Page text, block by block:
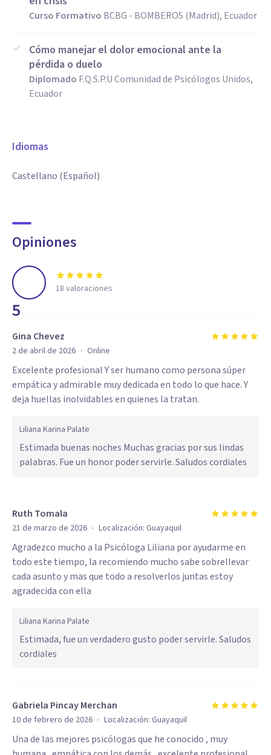
Curso Formativo BCBG - BOMBEROS (Madrid), Ecuador
Cómo manejar el dolor emocional ante la
pérdida o duelo
Diplomado F.Q.S.P.U Comunidad de Psicólogos Unidos,
Ecuador
Idiomas
Castellano (Español)
Opiniones
5
18 valoraciones
Gina Chevez
2 de abril de 2026 · Online
Excelente profesional Y ser humano como persona súper
empática y admirable muy dedicada en todo lo que hace. Y
deja huellas inolvidables en quienes la tratan.
Liliana Karina Palate
Estimada buenas noches Muchas gracias por sus lindas
palabras. Fue un honor poder servirle. Saludos cordiales
Ruth Tomala
21 de marzo de 2026 · Localización: Guayaquil
Agradezco mucho a la Psicóloga Liliana por ayudarme en
todo este tiempo, la recomiendo mucho sabe sobrellevar
cada asunto y mas que todo a resolverlos juntas estoy
agradecida con ella
Liliana Karina Palate
Estimada, fue un verdadero gusto poder servirle. Saludos
cordiales
Gabriela Pincay Merchan
10 de febrero de 2026 · Localización: Guayaquil
Una de las mejores psicólogas que he conocido , muy